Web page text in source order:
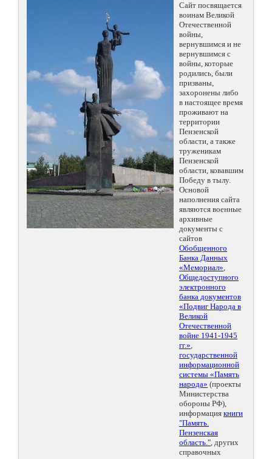
Сайт посвящается
воинам Великой
Отечественной
войны,
вернувшимся и не
вернувшимся с
войны, которые
родились, были
призваны,
захоронены либо
в настоящее время
проживают на
территории
Пензенской
области, а также
труженикам
Пензенской
области, ковавшим
Победу в тылу.
Основой
наполнения сайта
являются военные
архивные
документы с
сайтов
Обобщенного
Банка Данных
«Мемориал»,
Общедоступного
электронного
банка документов
«Подвиг Народа в
Великой
Отечественной
войне 1941-1945
гг.»,
государственной
информационной
системы «Память
народа» (проекты
Министерства
обороны РФ),
информация книги
"Память.
Пензенская
область.", других
справочных